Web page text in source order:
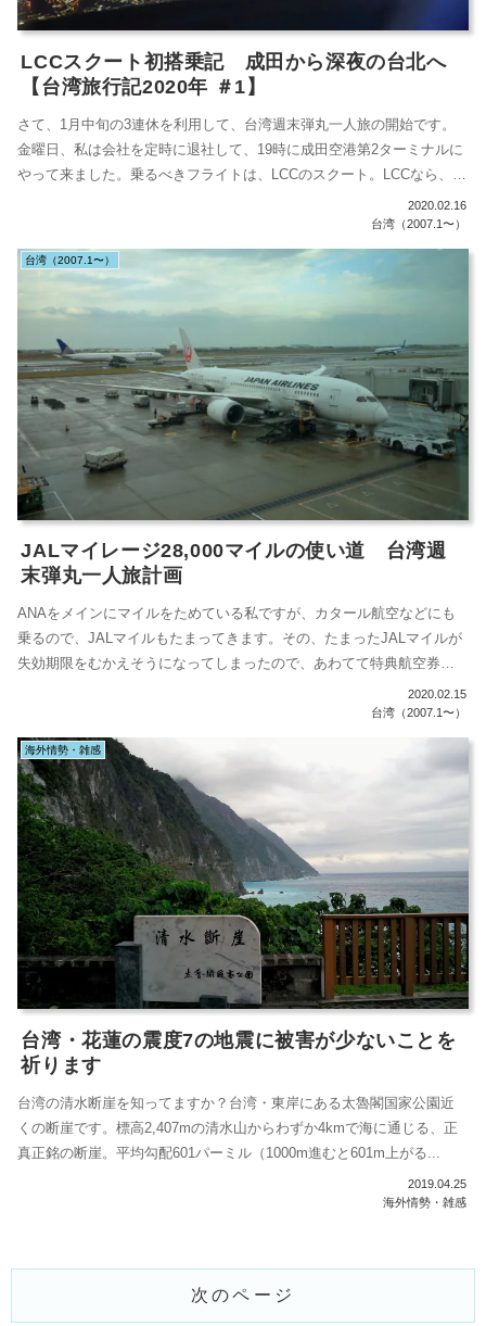
LCCスクート初搭乗記 成田から深夜の台北へ
【台湾旅行記2020年 ＃1】
さて、1月中旬の3連休を利用して、台湾週末弾丸一人旅の開始です。
金曜日、私は会社を定時に退社して、19時に成田空港第2ターミナルに
やって来ました。乗るべきフライトは、LCCのスクート。LCCなら、第
2020.02.16
台湾（2007.1〜）
台湾（2007.1〜）
JALマイレージ28,000マイルの使い道 台湾週
末弾丸一人旅計画
ANAをメインにマイルをためている私ですが、カタール航空などにも
乗るので、JALマイルもたまってきます。その、たまったJALマイルが
失効期限をむかえそうになってしまったので、あわてて特典航空券に
2020.02.15
台湾（2007.1〜）
海外情勢・雑感
台湾・花蓮の震度7の地震に被害が少ないことを
祈ります
台湾の清水断崖を知ってますか？台湾・東岸にある太魯閣国家公園近
くの断崖です。標高2,407mの清水山からわずか4kmで海に通じる、正
真正銘の断崖。平均勾配601パーミル（1000m進むと601m上がる...
2019.04.25
海外情勢・雑感
次のページ